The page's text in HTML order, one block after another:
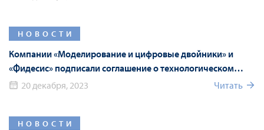
НОВОСТИ
Компании «Моделирование и цифровые двойники» и
«Фидесис» подписали соглашение о технологическом
партнерстве
20 декабря, 2023 Читать
НОВОСТИ